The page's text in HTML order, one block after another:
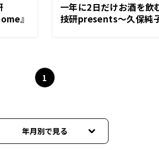
』
一年に2日だけお酒を
技研presents～久保純
1
年月別で見る